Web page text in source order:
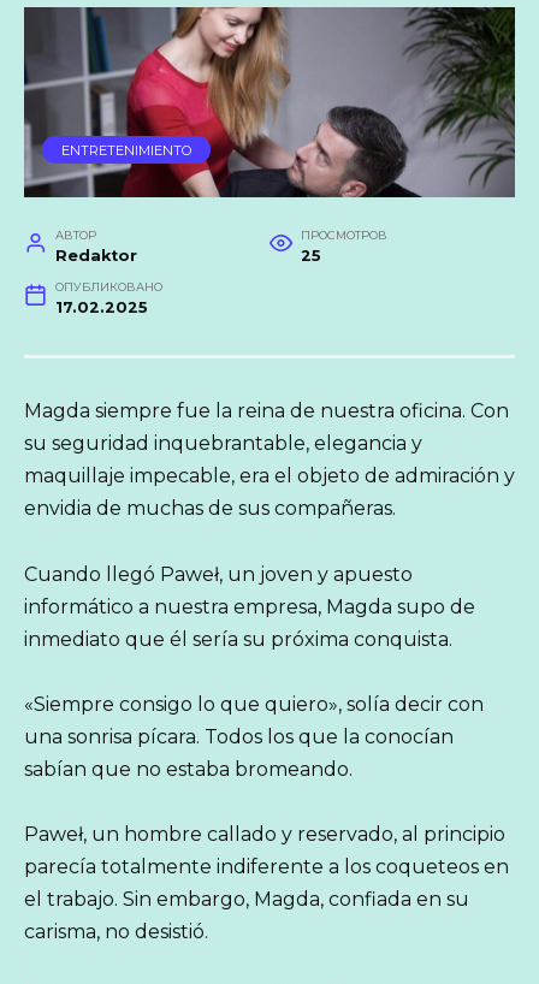
ENTRETENIMIENTO
АВТОР
Redaktor
ПРОСМОТРОВ
25
ОПУБЛИКОВАНО
17.02.2025
Magda siempre fue la reina de nuestra oficina. Con
su seguridad inquebrantable, elegancia y
maquillaje impecable, era el objeto de admiración y
envidia de muchas de sus compañeras.
Cuando llegó Paweł, un joven y apuesto
informático a nuestra empresa, Magda supo de
inmediato que él sería su próxima conquista.
«Siempre consigo lo que quiero», solía decir con
una sonrisa pícara. Todos los que la conocían
sabían que no estaba bromeando.
Paweł, un hombre callado y reservado, al principio
parecía totalmente indiferente a los coqueteos en
el trabajo. Sin embargo, Magda, confiada en su
carisma, no desistió.